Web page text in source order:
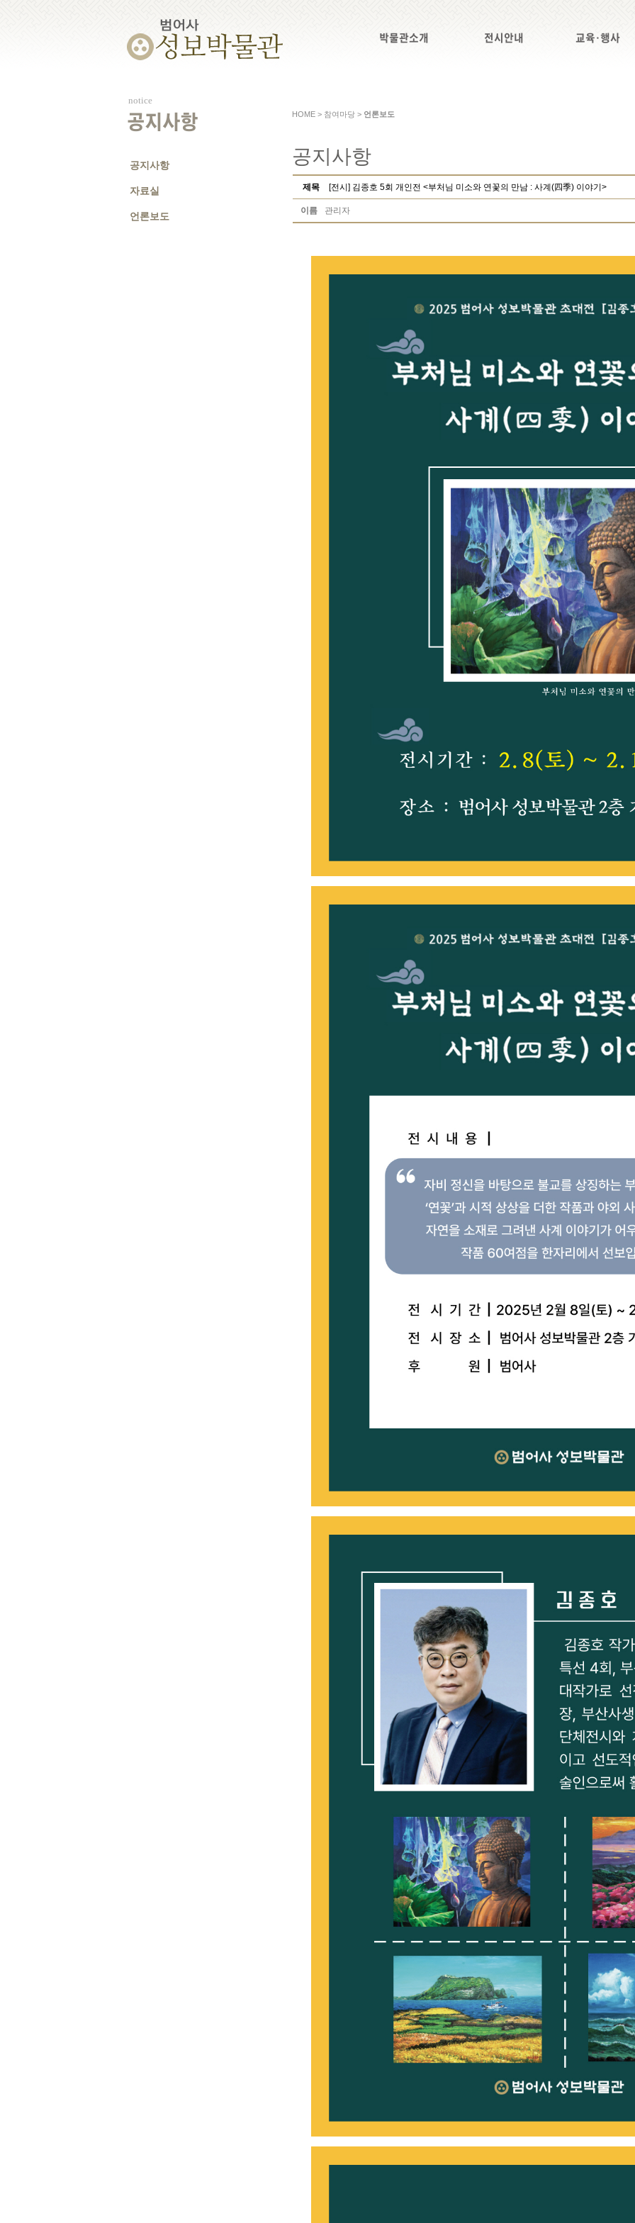
박물관소개 전시안내 교육·행사
notice
공지사항
공지사항
자료실
언론보도
HOME > 참여마당 > 언론보도
공지사항
제목 [전시] 김종호 5회 개인전 <부처님 미소와 연꽃의 만남 : 사계(四季) 이야기>
이름 관리자